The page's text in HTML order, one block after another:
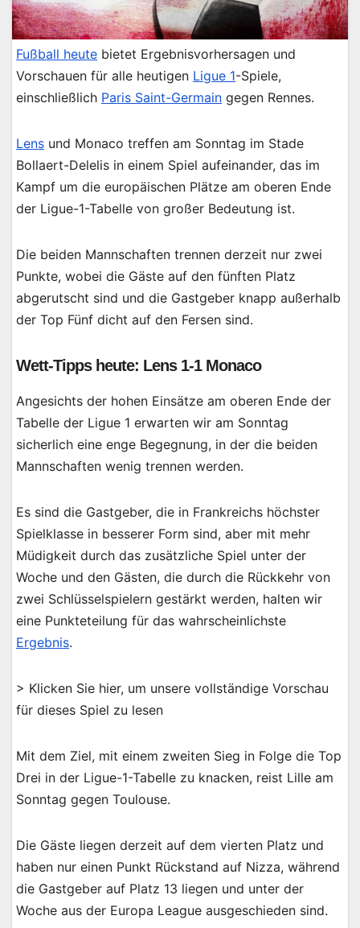
Fußball heute bietet Ergebnisvorhersagen und
Vorschauen für alle heutigen Ligue 1-Spiele,
einschließlich Paris Saint-Germain gegen Rennes.
Lens und Monaco treffen am Sonntag im Stade
Bollaert-Delelis in einem Spiel aufeinander, das im
Kampf um die europäischen Plätze am oberen Ende
der Ligue-1-Tabelle von großer Bedeutung ist.
Die beiden Mannschaften trennen derzeit nur zwei
Punkte, wobei die Gäste auf den fünften Platz
abgerutscht sind und die Gastgeber knapp außerhalb
der Top Fünf dicht auf den Fersen sind.
Wett-Tipps heute: Lens 1-1 Monaco
Angesichts der hohen Einsätze am oberen Ende der
Tabelle der Ligue 1 erwarten wir am Sonntag
sicherlich eine enge Begegnung, in der die beiden
Mannschaften wenig trennen werden.
Es sind die Gastgeber, die in Frankreichs höchster
Spielklasse in besserer Form sind, aber mit mehr
Müdigkeit durch das zusätzliche Spiel unter der
Woche und den Gästen, die durch die Rückkehr von
zwei Schlüsselspielern gestärkt werden, halten wir
eine Punkteteilung für das wahrscheinlichste
Ergebnis.
> Klicken Sie hier, um unsere vollständige Vorschau
für dieses Spiel zu lesen
Mit dem Ziel, mit einem zweiten Sieg in Folge die Top
Drei in der Ligue-1-Tabelle zu knacken, reist Lille am
Sonntag gegen Toulouse.
Die Gäste liegen derzeit auf dem vierten Platz und
haben nur einen Punkt Rückstand auf Nizza, während
die Gastgeber auf Platz 13 liegen und unter der
Woche aus der Europa League ausgeschieden sind.